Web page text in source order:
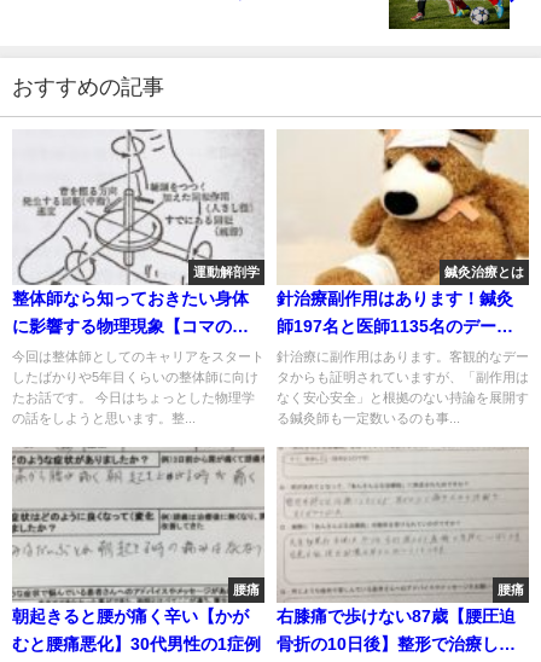
おすすめの記事
運動解剖学
整体師なら知っておきたい身体
に影響する物理現象【コマの原
理】
今回は整体師としてのキャリアをスタート
したばかりや5年目くらいの整体師に向け
たお話です。 今日はちょっとした物理学
の話をしようと思います。整...
鍼灸治療とは
針治療副作用はあります！鍼灸
師197名と医師1135名のデータ
と6つの課題
針治療に副作用はあります。客観的なデー
タからも証明されていますが、「副作用は
なく安心安全」と根拠のない持論を展開す
る鍼灸師も一定数いるのも事...
腰痛
朝起きると腰が痛く辛い【かが
むと腰痛悪化】30代男性の1症例
腰痛
右膝痛で歩けない87歳【腰圧迫
骨折の10日後】整形で治療して